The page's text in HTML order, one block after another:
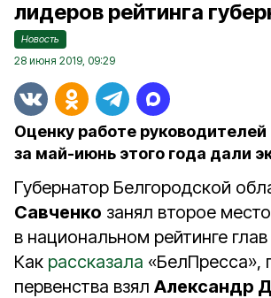
лидеров рейтинга
Новость
28 июня 2019, 09:29
Оценку работе руководителей
за май-июнь этого года дали
Губернатор Белгородской
Савченко занял второе место
в национальном рейтинге
Как рассказала «БелПресса»,
первенства взял Александр